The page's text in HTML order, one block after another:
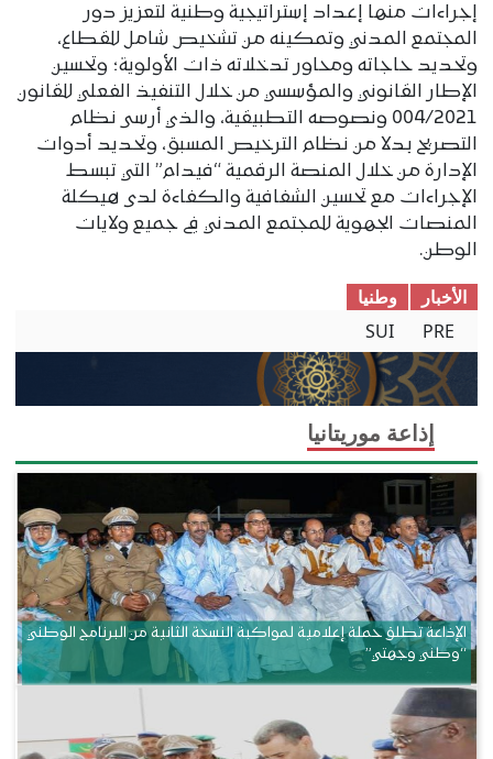
إجراءات منها إعداد إستراتيجية وطنية لتعزيز دور
المجتمع المدني وتمكينه من تشخيص شامل للقطاع،
وتحديد حاجاته ومحاور تدخلاته ذات الأولوية؛ وتحسين
الإطار القانوني والمؤسسي من خلال التنفيذ الفعلي للقانون
004/2021 ونصوصه التطبيقية، والذي أرسى نظام
التصريح بدلا من نظام الترخيص المسبق، وتحديد أدوات
الإدارة من خلال المنصة الرقمية “فيدام” التي تبسط
الإجراءات مع تحسين الشفافية والكفاءة لدى هيكلة
المنصات الجهوية للمجتمع المدني في جميع ولايات
الوطن.
الأخبار
وطنیا
PRE
SUI
إذاعة موريتانيا
الإذاعة تطلق حملة إعلامية لمواكبة النسخة الثانية من البرنامج الوطني
“وطني وجهتي”